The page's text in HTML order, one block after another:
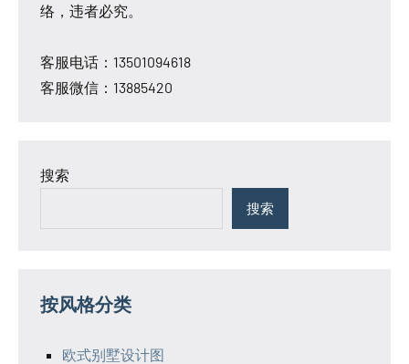
络，违者必究。
客服电话：13501094618
客服微信：13885420
搜索
搜索
按风格分类
欧式别墅设计图